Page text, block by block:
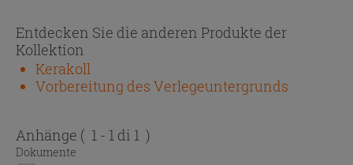
Entdecken Sie die anderen Produkte der
Kollektion
Kerakoll
Vorbereitung des Verlegeuntergrunds
Anhänge ( 1 - 1 di 1 )
Dokumente